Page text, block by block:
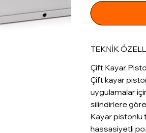
TEKNİK
Çift Kayar
Çift kayar
uygulamalar
silindirlere
Kayar pistonlu
hassasiyetli